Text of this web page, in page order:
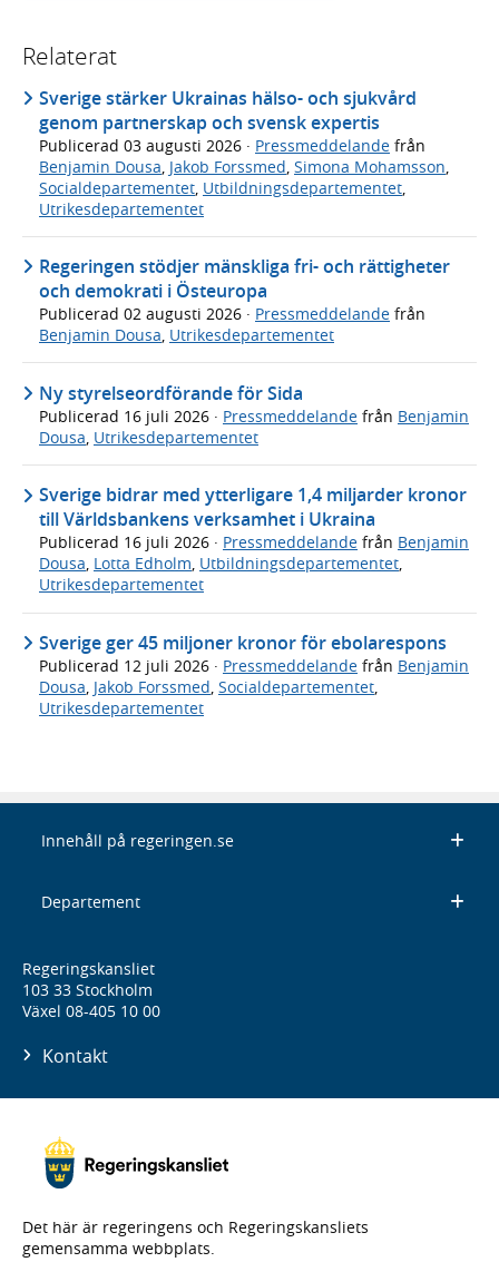
Relaterat
Sverige stärker Ukrainas hälso- och sjukvård
genom partnerskap och svensk expertis
Publicerad 03 augusti 2026 · Pressmeddelande från
Benjamin Dousa Jakob Forssmed Simona Mohamsson
Socialdepartementet Utbildningsdepartementet
Utrikesdepartementet
Regeringen stödjer mänskliga fri- och rättigheter
och demokrati i Östeuropa
Publicerad 02 augusti 2026 · Pressmeddelande från
Benjamin Dousa, Utrikesdepartementet
Ny styrelseordförande för Sida
Publicerad 16 juli 2026 · Pressmeddelande från Benjamin
Dousa, Utrikesdepartementet
Sverige bidrar med ytterligare 1,4 miljarder kronor
till Världsbankens verksamhet i Ukraina
Publicerad 16 juli 2026 · Pressmeddelande från Benjamin
Dousa, Lotta Edholm, Utbildningsdepartementet,
Utrikesdepartementet
Sverige ger 45 miljoner kronor för ebolarespons
Publicerad 12 juli 2026 · Pressmeddelande från Benjamin
Dousa, Jakob Forssmed, Socialdepartementet,
Utrikesdepartementet
Innehåll på regeringen.se
Departement
Regeringskansliet
103 33 Stockholm
Växel 08-405 10 00
Kontakt
Det här är regeringens och Regeringskansliets
gemensamma webbplats.